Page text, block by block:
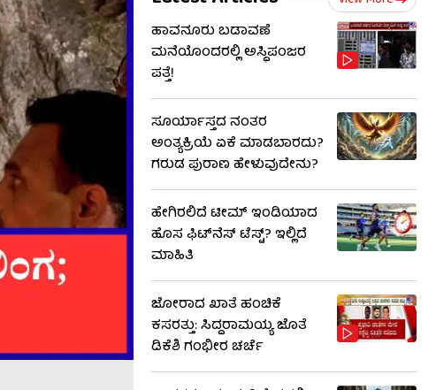
ಹಾವನೂರು ಬಡಾವಣೆ
ಮನೆಯೊಂದರಲ್ಲಿ ಅಸ್ಥಿಪಂಜರ
ಪತ್ತೆ!
ಸೂರ್ಯಾಸ್ತದ ನಂತರ
ಅಂತ್ಯಕ್ರಿಯೆ ಏಕೆ ಮಾಡಬಾರದು?
ಗರುಡ ಪುರಾಣ ಹೇಳುವುದೇನು?
ಹೇಗಿರಲಿದೆ ಟೀಮ್ ಇಂಡಿಯಾದ
ಹೊಸ ಫಿಟ್​ನೆಸ್ ಟೆಸ್ಟ್? ಇಲ್ಲಿದೆ
ಮಾಹಿತಿ
ಜೋರಾದ ಖಾತೆ ಹಂಚಿಕೆ
ಕಸರತ್ತು: ಸಿದ್ದರಾಮಯ್ಯ ಜೊತೆ
ಡಿಕೆಶಿ ಗಂಭೀರ ಚರ್ಚೆ